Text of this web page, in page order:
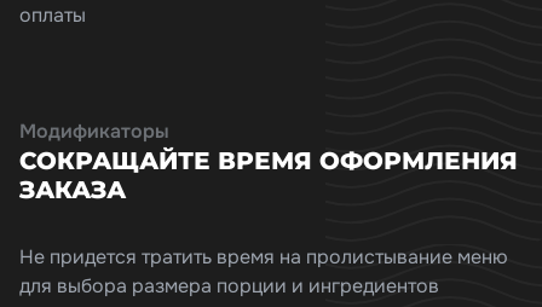
оплаты
Модификаторы
СОКРАЩАЙТЕ ВРЕМЯ ОФОРМЛЕНИЯ
ЗАКАЗА
Не придется тратить время на пролистывание меню
для выбора размера порции и ингредиентов